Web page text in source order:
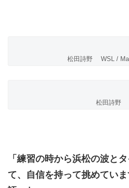
松田詩野 WSL /
松田詩野
「練習の時から浜松の波と
て、自信を持って挑めてい